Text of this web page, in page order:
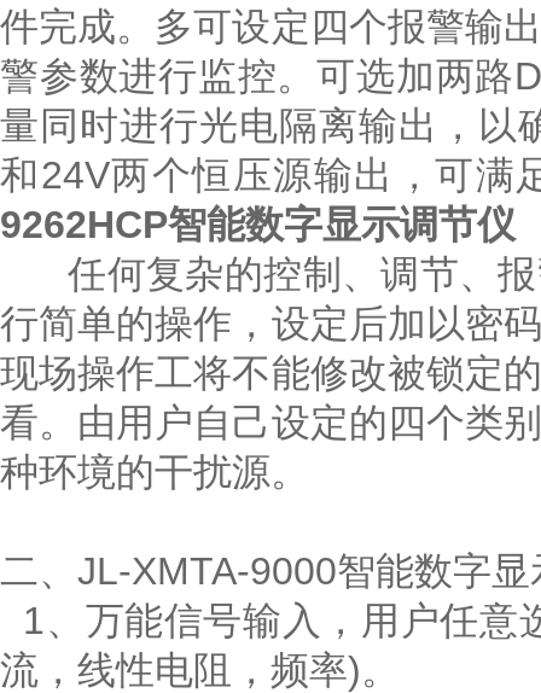
件完成。多可设定四个报警输
警参数进行监控。可选加两路
量同时进行光电隔离输出，以
和24V两个恒压源输出，可满
9262HCP智能数字显示调节仪
任何复杂的控制、调节、报
行简单的操作，设定后加以密
现场操作工将不能修改被锁定
看。由用户自己设定的四个类
种环境的干扰源。
二、JL-XMTA-9000智能数字
1、万能信号输入，用户任意
流，线性电阻，频率)。